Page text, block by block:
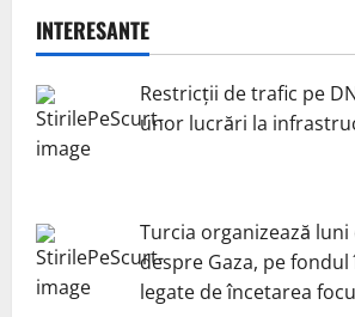
INTERESANTE
Restricții de trafic pe
unor lucrări la
Turcia organizează
despre Gaza, pe
legate de încetarea